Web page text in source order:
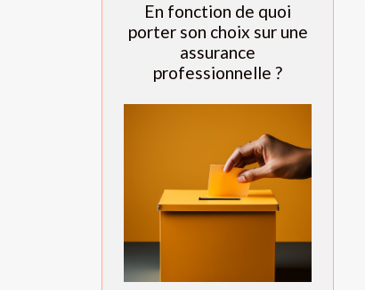
En fonction de quoi
porter son choix sur une
assurance
professionnelle ?